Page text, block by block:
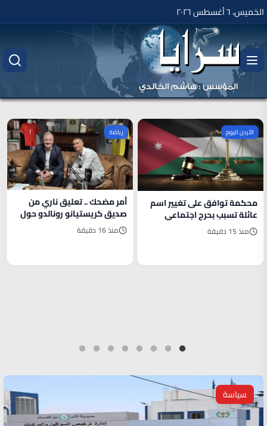
الخميس، ٦ أغسطس ٢٠٢٦
الأردن اليوم
محكمة توافق على تغيير اسم
عائلة تسبب بحرج اجتماعي
منذ 15 دقيقة
رياضة
أمر مضحك .. تعليق ناري من
صديق كريستيانو رونالدو حول
أزمة "وزن جورجينا"
منذ 16 دقيقة
سياسة